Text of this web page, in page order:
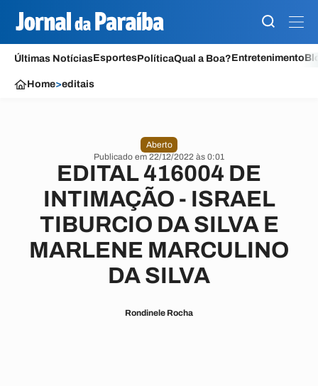
Últimas NotíciasEsportesPolíticaQual a Boa?Entretenimento
Home>editais
Aberto
Publicado em 22/12/2022 às 0:01
EDITAL 416004 DE
INTIMAÇÃO - ISRAEL
TIBURCIO DA SILVA E
MARLENE MARCULINO
DA SILVA
Rondinele Rocha